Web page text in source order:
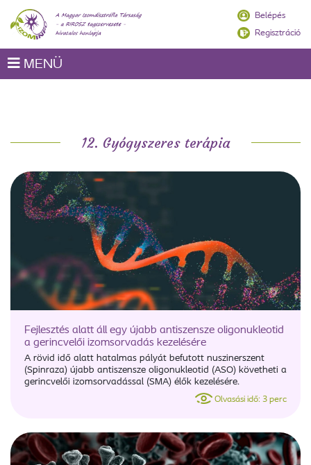
Belépés
Regisztráció
MENÜ
12. Gyógyszeres terápia
Fejlesztés alatt áll egy újabb antiszensze oligonukleotid
a gerincvelői izomsorvadás kezelésére
A rövid idő alatt hatalmas pályát befutott nuszinerszent
(Spinraza) újabb antiszensze oligonukleotid (ASO) követheti a
gerincvelői izomsorvadással (SMA) élők kezelésére.
Olvasási idő: 3 perc